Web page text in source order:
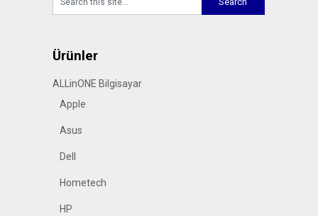
Ürünler
ALLinONE Bilgisayar
Apple
Asus
Dell
Hometech
HP